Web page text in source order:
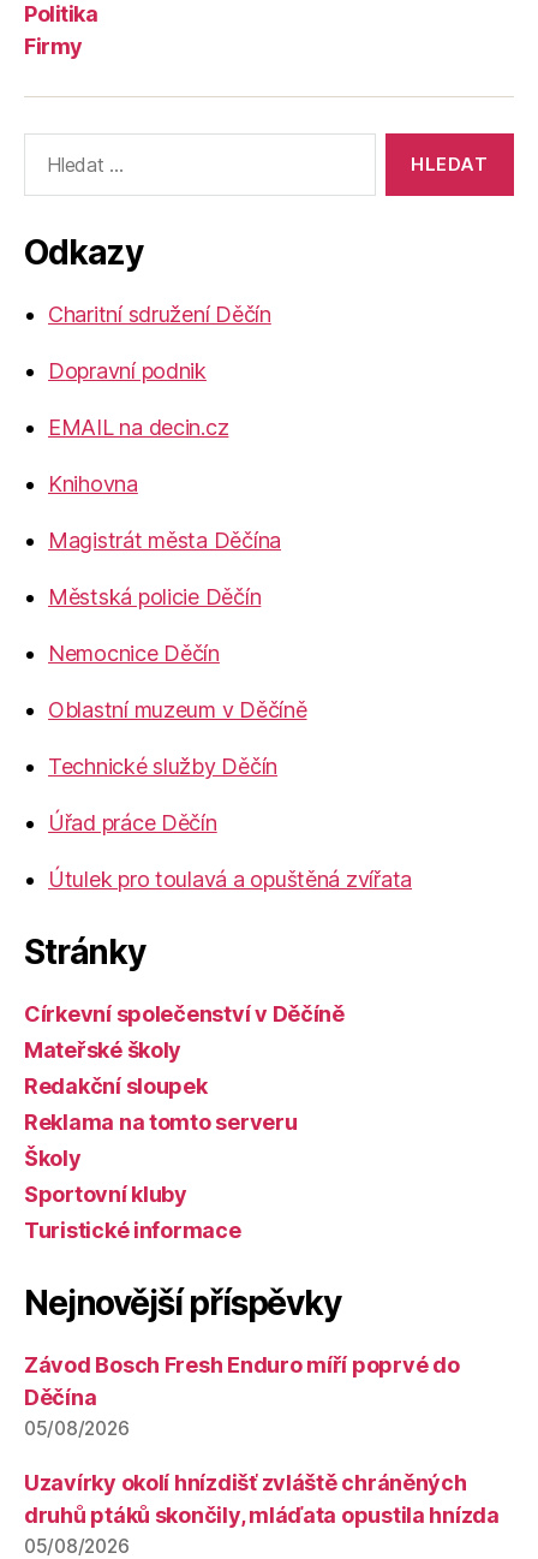
Politika
Firmy
vyhledávání:
Odkazy
Charitní sdružení Děčín
Dopravní podnik
EMAIL na decin.cz
Knihovna
Magistrát města Děčína
Městská policie Děčín
Nemocnice Děčín
Oblastní muzeum v Děčíně
Technické služby Děčín
Úřad práce Děčín
Útulek pro toulavá a opuštěná zvířata
Stránky
Církevní společenství v Děčíně
Mateřské školy
Redakční sloupek
Reklama na tomto serveru
Školy
Sportovní kluby
Turistické informace
Nejnovější příspěvky
Závod Bosch Fresh Enduro míří poprvé do
Děčína
05/08/2026
Uzavírky okolí hnízdišť zvláště chráněných
druhů ptáků skončily, mláďata opustila hnízda
05/08/2026